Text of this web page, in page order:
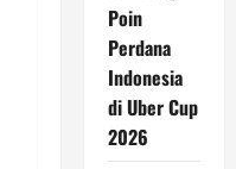
Poin
Perdana
Indonesia
di Uber Cup
2026